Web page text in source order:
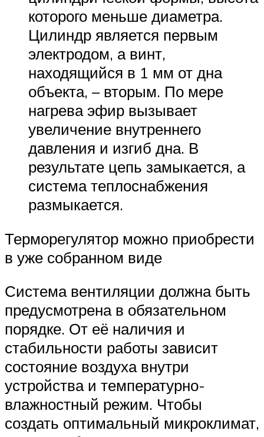
которого меньше диаметра.
Цилиндр является первым
электродом, а винт,
находящийся в 1 мм от дна
объекта, – вторым. По мере
нагрева эфир вызывает
увеличение внутреннего
давления и изгиб дна. В
результате цепь замыкается, а
система теплоснабжения
размыкается.
Терморегулятор можно приобрести
в уже собранном виде
Система вентиляции должна быть
предусмотрена в обязательном
порядке. От её наличия и
стабильности работы зависит
состояние воздуха внутри
устройства и температурно-
влажностный режим. Чтобы
создать оптимальный микроклимат,